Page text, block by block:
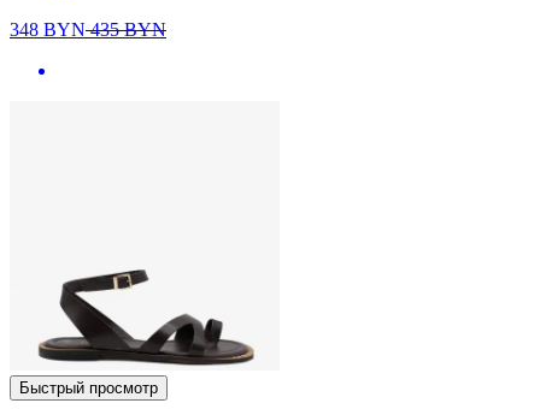
348 BYN435BYN
Быстрый просмотр